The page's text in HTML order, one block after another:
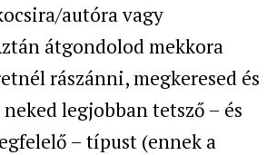
autóra vagy
átgondolod mekkora
rászánni, megkeresed és
legjobban tetsző – és
– típust (ennek a